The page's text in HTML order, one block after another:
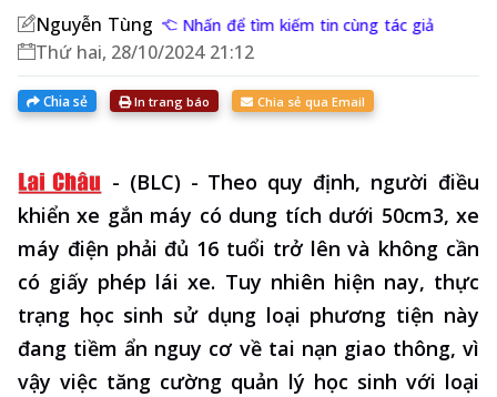
Nguyễn Tùng Nhấn để tìm kiếm tin cùng tác giả
Thứ hai, 28/10/2024 21:12
Chia sẻ In trang báo Chia sẻ qua Email
- (BLC) - Theo quy định, người điều
khiển xe gắn máy có dung tích dưới 50cm3, xe
máy điện phải đủ 16 tuổi trở lên và không cần
có giấy phép lái xe. Tuy nhiên hiện nay, thực
trạng học sinh sử dụng loại phương tiện này
đang tiềm ẩn nguy cơ về tai nạn giao thông, vì
vậy việc tăng cường quản lý học sinh với loại